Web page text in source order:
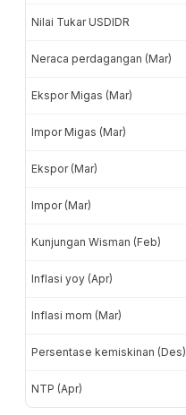
Nilai Tukar USDIDR
Neraca perdagangan (Mar)
Ekspor Migas (Mar)
Impor Migas (Mar)
Ekspor (Mar)
Impor (Mar)
Kunjungan Wisman (Feb)
Inflasi yoy (Apr)
Inflasi mom (Mar)
Persentase kemiskinan (Des)
NTP (Apr)